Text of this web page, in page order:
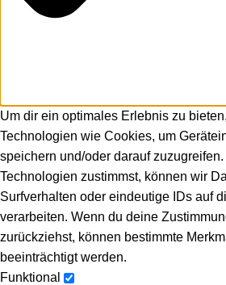
Um dir ein optimales Erlebnis zu
Technologien wie Cookies, um
speichern und/oder darauf
Technologien zustimmst, können wir
Surfverhalten oder eindeutige IDs auf
verarbeiten. Wenn du deine
zurückziehst, können bestimmte
beeinträchtigt werden.
Funktional